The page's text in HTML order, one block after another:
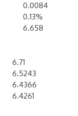
0.0084
0.13%
6.658
6.71
6.5243
6.4366
6.4261